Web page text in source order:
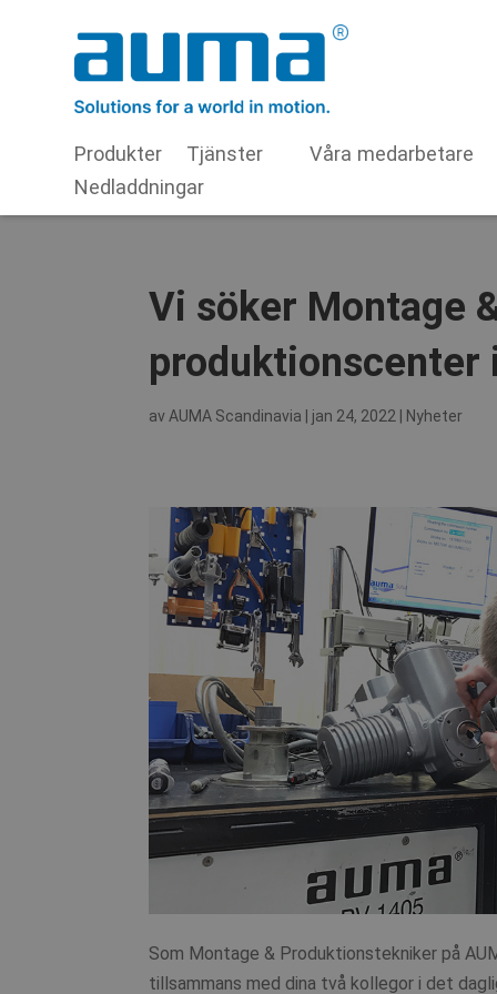
Produkter Tjänster Våra medarbetare
Nedladdningar
Vi söker Montage
produktionscenter
av AUMA Scandinavia jan 24, 2022 Nyheter
Som Montage & Produktionstekniker på
tillsammans med dina två kollegor i det